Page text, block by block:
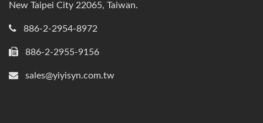
New Taipei City 22065, Taiwan.
886-2-2954-8972
886-2-2955-9156
sales@yiyisyn.com.tw